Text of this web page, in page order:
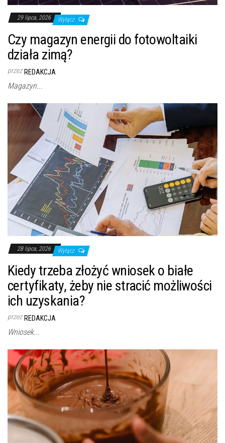
29 lipca, 2026 Wyłącz
Czy magazyn energii do fotowoltaiki
działa zimą?
przez REDAKCJA
Magazyn...
28 lipca, 2026 Wyłącz
Kiedy trzeba złożyć wniosek o białe
certyfikaty, żeby nie stracić możliwości
ich uzyskania?
przez REDAKCJA
Wniosek...